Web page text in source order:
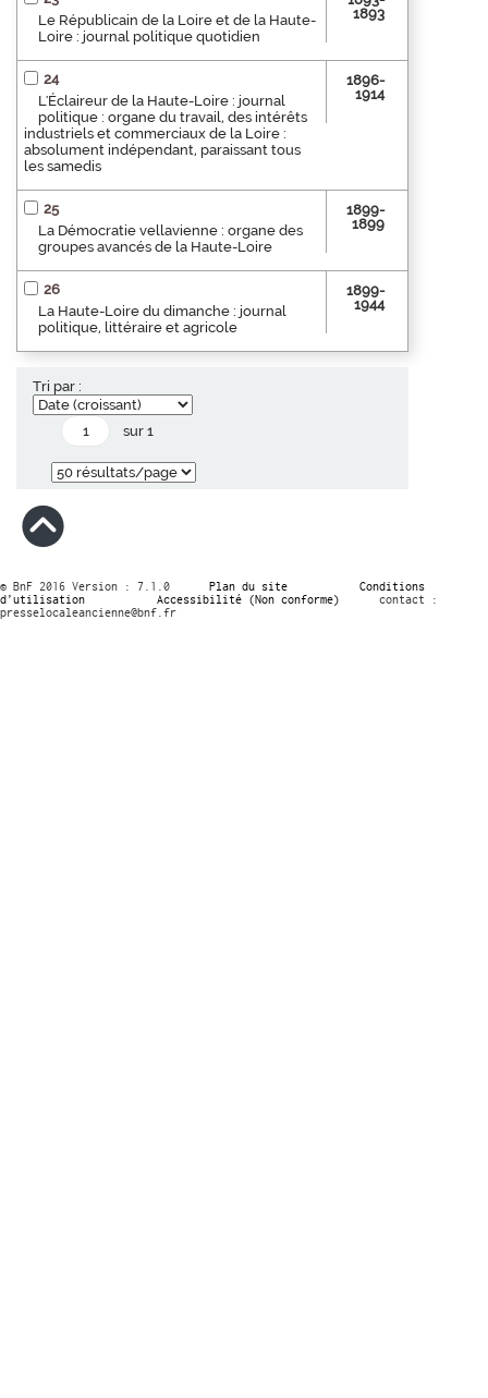
Le Républicain de la Loire et de la Haute-
Loire : journal politique quotidien
1893
24
L'Éclaireur de la Haute-Loire : journal
politique : organe du travail, des intérêts
industriels et commerciaux de la Loire :
absolument indépendant, paraissant tous
les samedis
1896-
1914
25
La Démocratie vellavienne : organe des
groupes avancés de la Haute-Loire
1899-
1899
26
La Haute-Loire du dimanche : journal
politique, littéraire et agricole
1899-
1944
Tri par :
sur 1
© BnF 2016 Version : 7.1.0 Plan du site
Conditions
d’utilisation
Accessibilité (Non conforme)
contact :
presselocaleancienne@bnf.fr